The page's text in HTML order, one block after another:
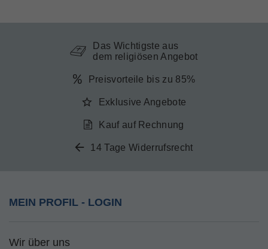
Das Wichtigste aus
dem religiösen Angebot
Preisvorteile bis zu 85%
Exklusive Angebote
Kauf auf Rechnung
14 Tage Widerrufsrecht
MEIN PROFIL - LOGIN
Wir über uns